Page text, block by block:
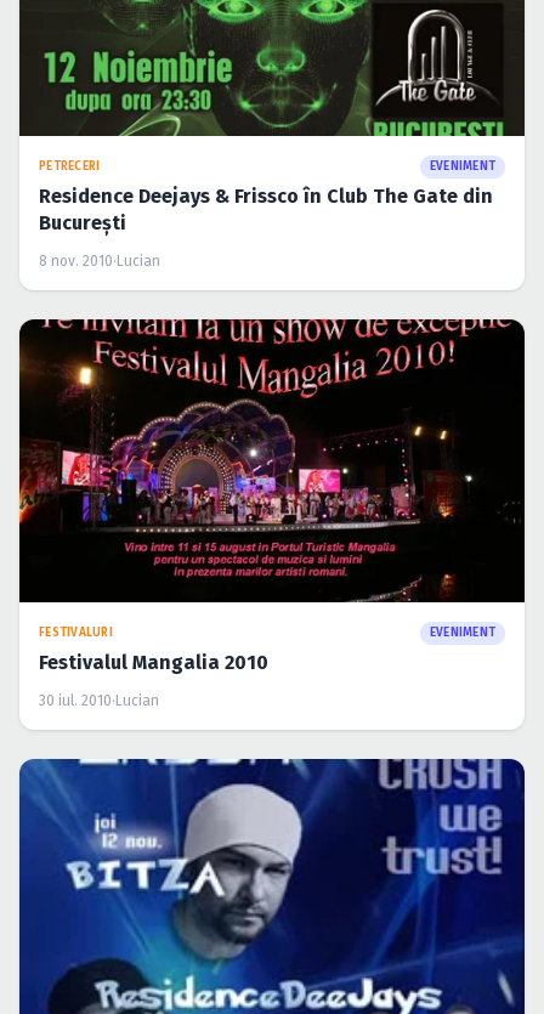
PETRECERI EVENIMENT
Residence Deejays & Frissco în Club The Gate din
Bucureşti
8 nov. 2010·Lucian
FESTIVALURI EVENIMENT
Festivalul Mangalia 2010
30 iul. 2010· Lucian